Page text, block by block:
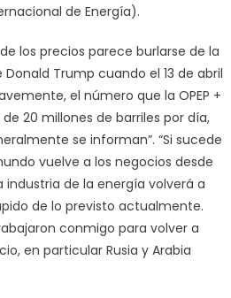
de Energía).
los precios parece burlarse de la
Trump cuando el 13 de abril
el número que la OPEP +
20 millones de barriles por día,
se informan”. “Si sucede
vuelve a los negocios desde
industria de la energía volverá a
de lo previsto actualmente.
conmigo para volver a
en particular Rusia y Arabia